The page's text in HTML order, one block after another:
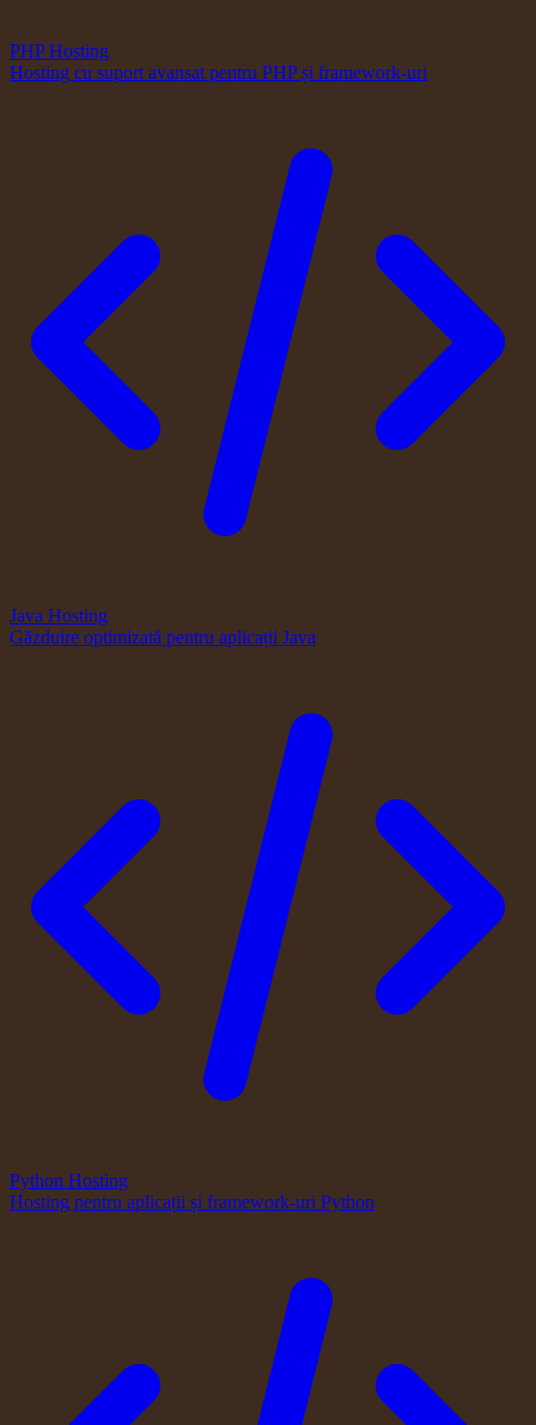
PHP Hosting
Hosting cu suport avansat pentru PHP și framework-uri
Java Hosting
Găzduire optimizată pentru aplicații Java
Python Hosting
Hosting pentru aplicații și framework-uri Python